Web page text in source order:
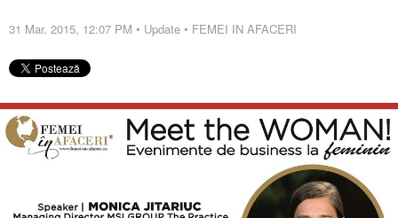
31 Mar. 2015, 12:07 PM • Update • FEMEI IN AFACERI